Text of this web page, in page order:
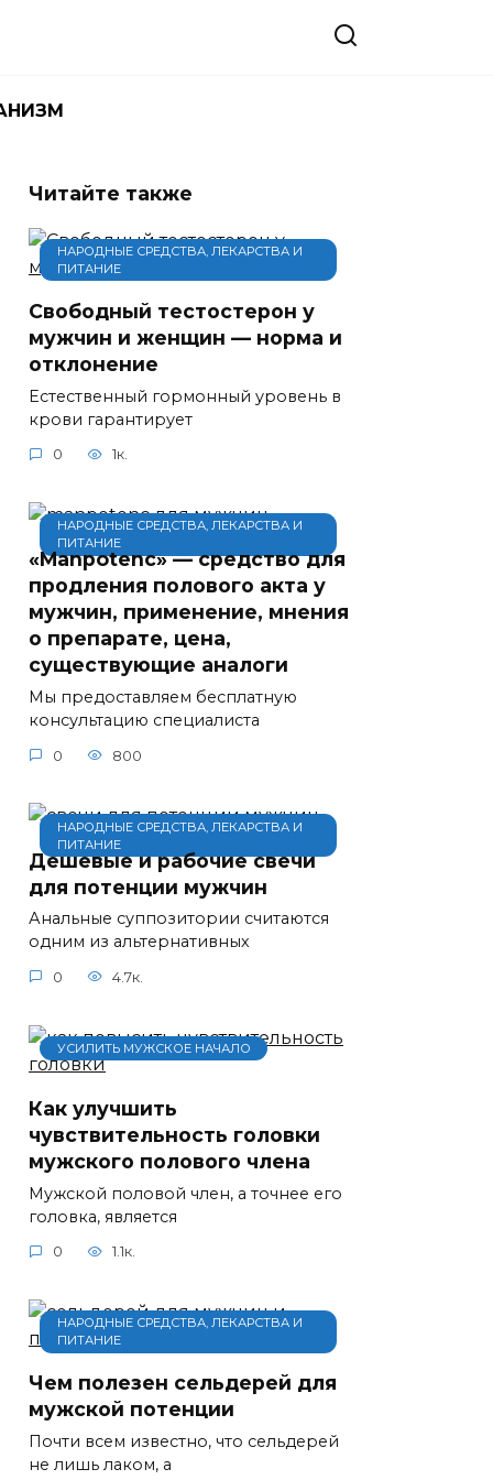
Читайте также
НАРОДНЫЕ СРЕДСТВА, ЛЕКАРСТВА И
ПИТАНИЕ
Свободный тестостерон у
мужчин и женщин — норма и
отклонение
Естественный гормонный уровень в
крови гарантирует
0 1к.
НАРОДНЫЕ СРЕДСТВА, ЛЕКАРСТВА И
ПИТАНИЕ
«Manpotenc» — средство для
продления полового акта у
мужчин, применение, мнения
о препарате, цена,
существующие аналоги
Мы предоставляем бесплатную
консультацию специалиста
0 800
НАРОДНЫЕ СРЕДСТВА, ЛЕКАРСТВА И
ПИТАНИЕ
Дешевые и рабочие свечи
для потенции мужчин
Анальные суппозитории считаются
одним из альтернативных
0 4.7к.
УСИЛИТЬ МУЖСКОЕ НАЧАЛО
Как улучшить
чувствительность головки
мужского полового члена
Мужской половой член, а точнее его
головка, является
0 1.1к.
НАРОДНЫЕ СРЕДСТВА, ЛЕКАРСТВА И
ПИТАНИЕ
Чем полезен сельдерей для
мужской потенции
Почти всем известно, что сельдерей
не лишь лаком, а